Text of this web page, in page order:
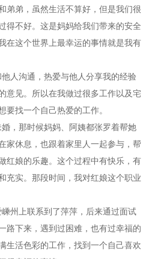
弟弟，虽然生活不算好，但是我们很
得不好。这是妈妈给我们带来的安全
在这个世界上最幸运的事情就是我有
人沟通，热爱与他人分享我的经验
意见。所以在我做过很多工作以及宅
要找一个自己热爱的工作。
，那时候妈妈、阿姨都张罗着帮她
家休息，也跟着家里人一起参与，帮
红娘的乐趣。这个过程中有快乐，有
充实。那段时间，我对红娘这个职业
州上联系到了萍萍，后来通过面试
路下来，遇到过困难，也有过幸福的
生活色彩的工作，找到一个自己喜欢